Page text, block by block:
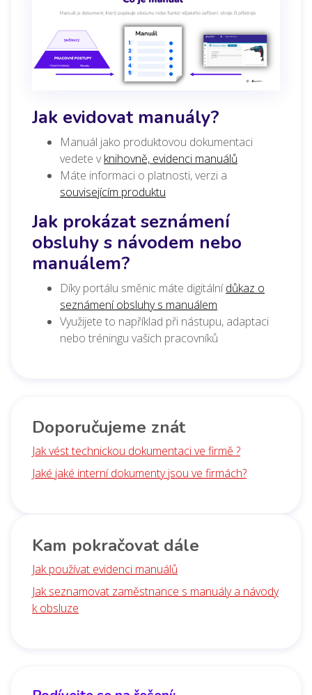
Jak evidovat manuály?
Manuál jako produktovou dokumentaci
vedete vknihovně, evidenci manuálů
Máte informaci o platnosti, verzi a
souvisejícím produktu
Jak prokázat seznámení
obsluhy s návodem nebo
manuálem?
Díky portálu směnic máte digitálnídůkaz o
seznámení obsluhy s manuálem
Využijete to například při nástupu, adaptaci
nebo tréningu vašich pracovníků
Doporučujeme znát
Jak vést technickou dokumentaci ve firmě ?
Jaké jaké interní dokumenty jsou ve firmách?
Kam pokračovat dále
Jak používat evidenci manuálů
Jak seznamovat zaměstnance s manuály a návody
k obsluze